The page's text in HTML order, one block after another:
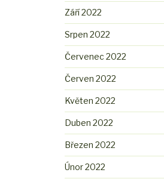
Září 2022
Srpen 2022
Červenec 2022
Červen 2022
Květen 2022
Duben 2022
Březen 2022
Únor 2022